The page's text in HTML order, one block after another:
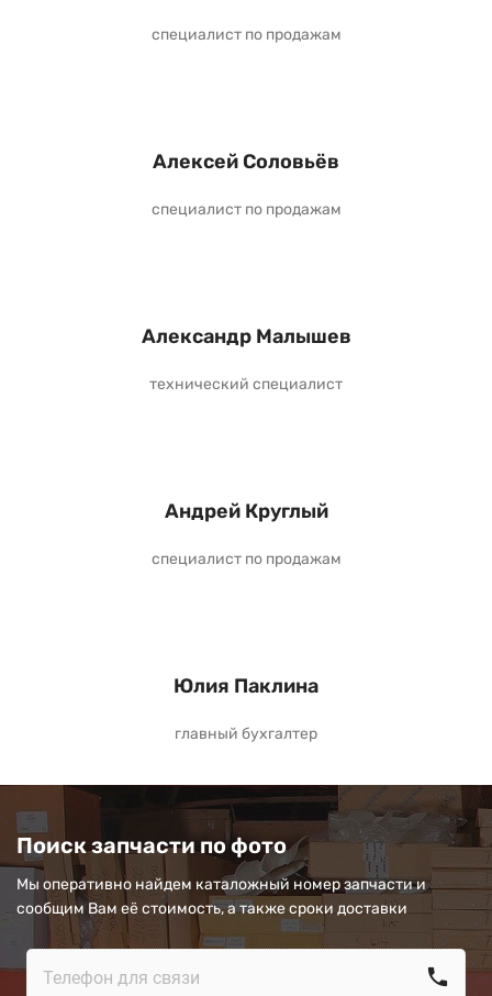
специалист по продажам
Алексей Соловьёв
специалист по продажам
Александр Малышев
технический специалист
Андрей Круглый
специалист по продажам
Юлия Паклина
главный бухгалтер
Поиск запчасти по фото
Мы оперативно найдем каталожный номер запчасти и
сообщим Вам её стоимость, а также сроки доставки
call